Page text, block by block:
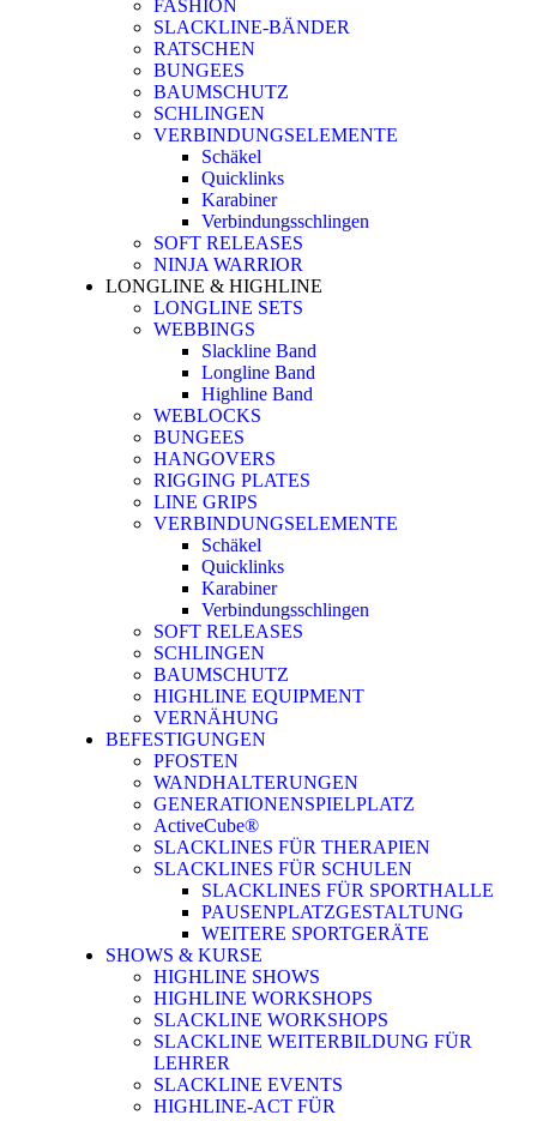
FASHION
SLACKLINE-BÄNDER
RATSCHEN
BUNGEES
BAUMSCHUTZ
SCHLINGEN
VERBINDUNGSELEMENTE
Schäkel
Quicklinks
Karabiner
Verbindungsschlingen
SOFT RELEASES
NINJA WARRIOR
LONGLINE & HIGHLINE
LONGLINE SETS
WEBBINGS
Slackline Band
Longline Band
Highline Band
WEBLOCKS
BUNGEES
HANGOVERS
RIGGING PLATES
LINE GRIPS
VERBINDUNGSELEMENTE
Schäkel
Quicklinks
Karabiner
Verbindungsschlingen
SOFT RELEASES
SCHLINGEN
BAUMSCHUTZ
HIGHLINE EQUIPMENT
VERNÄHUNG
BEFESTIGUNGEN
PFOSTEN
WANDHALTERUNGEN
GENERATIONENSPIELPLATZ
ActiveCube®
SLACKLINES FÜR THERAPIEN
SLACKLINES FÜR SCHULEN
SLACKLINES FÜR SPORTHALLE
PAUSENPLATZGESTALTUNG
WEITERE SPORTGERÄTE
SHOWS & KURSE
HIGHLINE SHOWS
HIGHLINE WORKSHOPS
SLACKLINE WORKSHOPS
SLACKLINE WEITERBILDUNG FÜR
LEHRER
SLACKLINE EVENTS
HIGHLINE-ACT FÜR